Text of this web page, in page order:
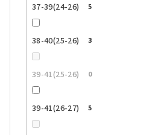
37-39(24-26) 5
38-40(25-26) 3
39-41(25-26) 0
39-41(26-27) 5